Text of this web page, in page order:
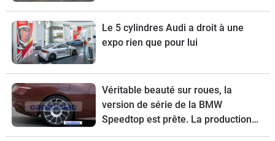
Le 5 cylindres Audi a droit à une
expo rien que pour lui
Véritable beauté sur roues, la
version de série de la BMW
Speedtop est prête. La production
de ce break de chasse sera limitée à